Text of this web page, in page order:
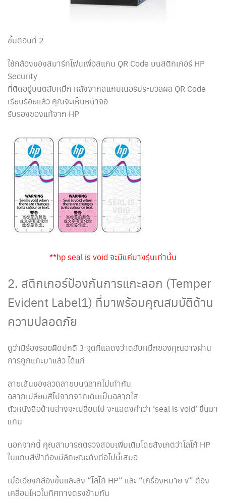
ขั้นตอนที่ 2
ใช้กล้องของสมาร์ทโฟนเพื่อสแกน QR Code บนสติกเกอร์ HP
Security
ที่ิติดอยู่บนตลับหมึก หลังจากสแกนเนอร์ประมวลผล QR Code
เรียบร้อยแล้ว คุณจะเห็นหน้าจอ
รับรองของแท้จาก HP
**hp seal is void จะมีแค่บางรุ่นเท่านั้น
2. สติกเกอร์ป้องกันการแกะลอก (Temper
Evident Label1) ที่มาพร้อมคุณสมบัติด้าน
ความปลอดภัย
ดูว่ามีร่องรอยผิดปกติ 3 จุดที่แสดงว่าตลับหมึกของคุณอาจผ่าน
การถูกแกะมาแล้ว ได้แก่
ลายเส้นของลวดลายบนฉลากไม่เท่ากัน
ฉลากเปลี่ยนสีไปจากจากเดิมเป็นฉลากใส
ตัวหนังสือด้านล่างจะเปลี่ยนไป จะแสดงคำว่า ‘seal is void’ ขึ้นมา
แทน
นอกจากนี้ คุณสามารถตรวจสอบเพิ่มเติมโดยสังเกตว่าโลโก้ HP
ในแถบสีฟ้าต้องมีลักษณะดังต่อไปนี้เสมอ
เมื่อเอียงกล่องขึ้นและลง “โลโก้ HP” และ “เครื่องหมาย √” ต้อง
เคลื่อนไหวในทิศทางตรงข้ามกัน